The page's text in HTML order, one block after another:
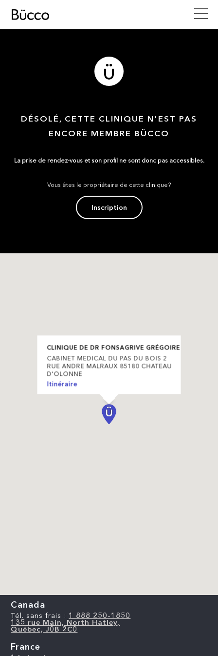
DÉSOLÉ, CETTE CLINIQUE N'EST PAS
ENCORE MEMBRE BÜCCO
La prise de rendez-vous et son profil ne sont donc pas accessibles.
Vous êtes le propriétaire de cette clinique?
Inscription
CLINIQUE DE DR FONSAGRIVE GRÉGOIRE
CABINET MEDICAL DU PAS DU BOIS 2
RUE ANDRE MALRAUX 85180 CHATEAU
D'OLONNE
Itinéraire
Canada
Tél. sans frais : 1 888 250-1850
135 rue Main, North Hatley,
Québec, J0B 2C0
France